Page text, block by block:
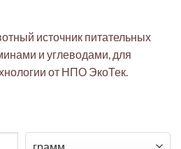
источник питательных
и углеводами, для
от НПО ЭкоТек.